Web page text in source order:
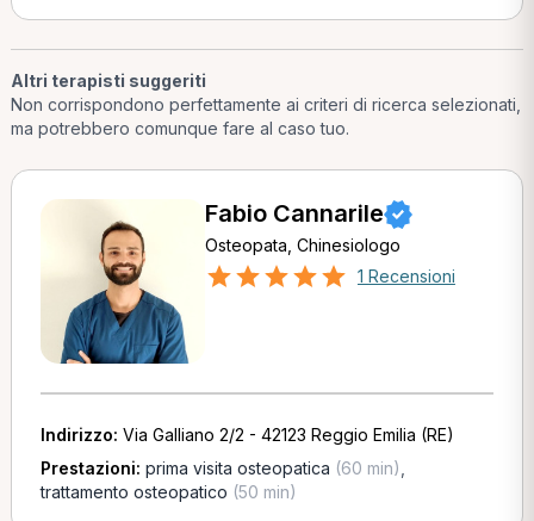
Altri terapisti suggeriti
Non corrispondono perfettamente ai criteri di ricerca selezionati,
ma potrebbero comunque fare al caso tuo.
Fabio Cannarile
Osteopata, Chinesiologo
1 Recensioni
Indirizzo: Via Galliano 2/2 - 42123 Reggio Emilia (RE)
Prestazioni: prima visita osteopatica (60 min)
trattamento osteopatico (50 min)